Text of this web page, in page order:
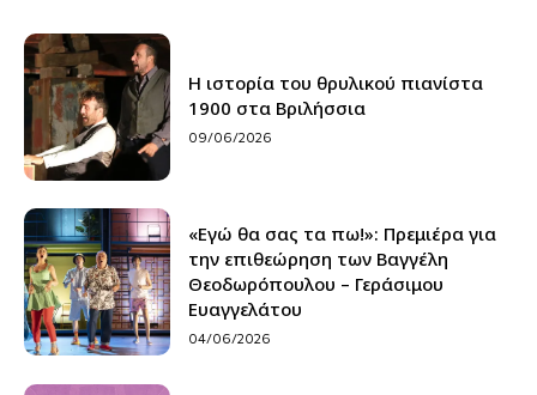
Η ιστορία του θρυλικού πιανίστα
1900 στα Βριλήσσια
09/06/2026
«Εγώ θα σας τα πω!»: Πρεμιέρα για
την επιθεώρηση των Βαγγέλη
Θεοδωρόπουλου – Γεράσιμου
Ευαγγελάτου
04/06/2026